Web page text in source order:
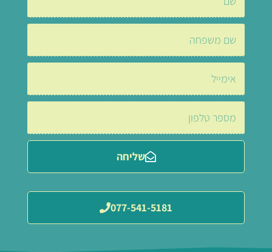
שליחה
077-541-5181